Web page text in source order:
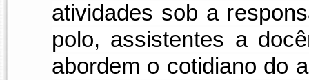
atividades sob a
polo, assistentes a
abordem o cotidiano do